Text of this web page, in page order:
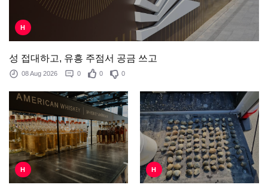
H
성 접대하고, 유흥 주점서 공금 쓰고
08 Aug 2026 0 0 0
H H